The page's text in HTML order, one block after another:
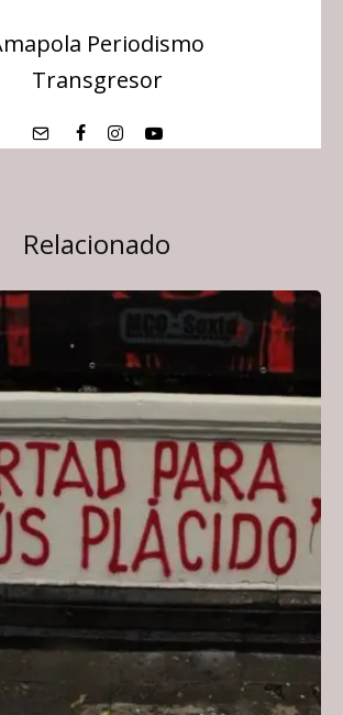
Periodismo
Transgresor
Relacionado